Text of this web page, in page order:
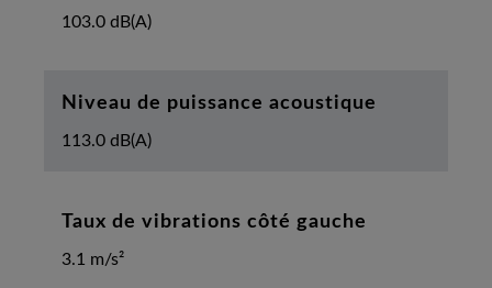
103.0 dB(A)
Niveau de puissance acoustique
113.0 dB(A)
Taux de vibrations côté gauche
3.1 m/s²